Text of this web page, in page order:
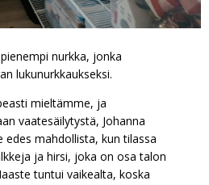
nurkka, jonka
lukunurkkaukseksi.
mieltämme, ja
vaatesäilytystä, Johanna
mahdollista, kun tilassa
ja hirsi, joka on osa talon
tuntui vaikealta, koska